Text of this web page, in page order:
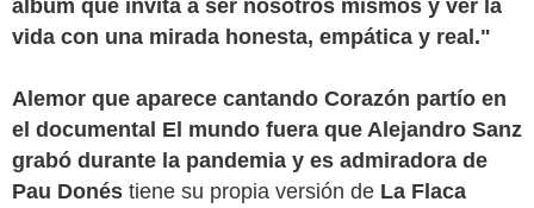
álbum que invita a ser nosotros mismos y ver la
vida con una mirada honesta, empática y real."
Alemor que aparece cantando Corazón partío en
el documental El mundo fuera que Alejandro Sanz
grabó durante la pandemia y es admiradora de
Pau Donés tiene su propia versión de La Flaca